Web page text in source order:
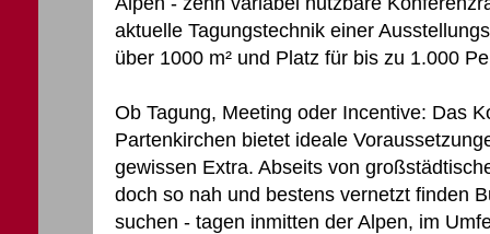
aktuelle Tagungstechnik einer
über 1000 m² und Platz für bis zu 1.000
Ob Tagung, Meeting oder Incentive: Das
Partenkirchen bietet ideale
gewissen Extra. Abseits von
doch so nah und bestens vernetzt finden
suchen - tagen inmitten der Alpen, im